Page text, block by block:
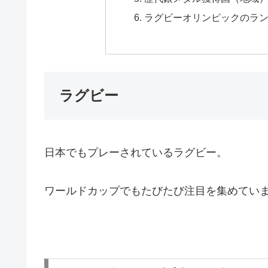
ラグビーオリンピックのラ
ラグビー
日本でもプレーされているラグビー。
ワールドカップでもたびたび注目を集めていま